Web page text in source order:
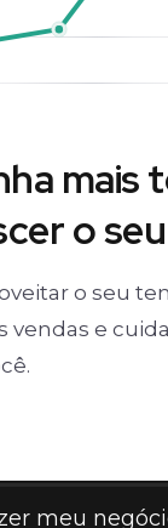
mais
o
o seu
vendas e
meu